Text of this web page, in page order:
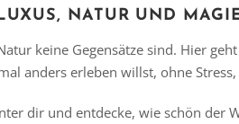
NATUR UND
keine Gegensätze sind. Hier
anders erleben willst, ohne
dir und entdecke, wie schön